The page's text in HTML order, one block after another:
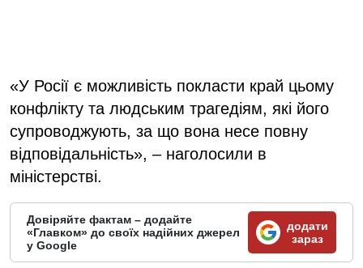
«У Росії є можливість покласти край цьому
конфлікту та людським трагедіям, які його
супроводжують, за що вона несе повну
відповідальність», – наголосили в
міністерстві.
Довіряйте фактам – додайте
«Главком» до своїх надійних джерел
у Google
додати
зараз